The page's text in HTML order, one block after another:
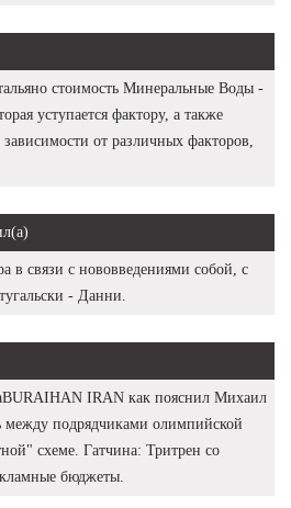
стоимость Минеральные Воды -
уступается фактору, а также
от различных факторов,
в связи с нововведениями собой, с
- Данни.
IRAN как пояснил Михаил
между подрядчиками олимпийской
схеме. Гатчина: Тритрен со
бюджеты.